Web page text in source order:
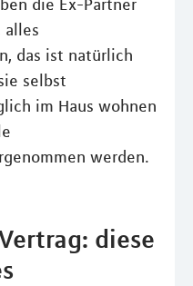
die Ex-Partner
alles
das ist natürlich
selbst
im Haus wohnen
werden.
diese